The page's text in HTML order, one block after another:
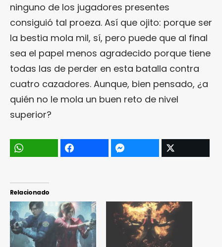
ninguno de los jugadores presentes
consiguió tal proeza. Así que ojito: porque ser
la bestia mola mil, sí, pero puede que al final
sea el papel menos agradecido porque tiene
todas las de perder en esta batalla contra
cuatro cazadores. Aunque, bien pensado, ¿a
quién no le mola un buen reto de nivel
superior?
Relacionado